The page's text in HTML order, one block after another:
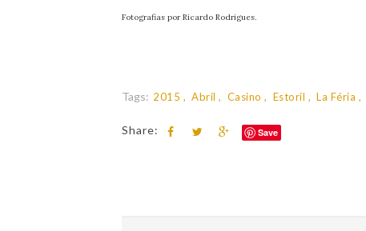
Fotografias por Ricardo Rodrigues.
Tags: 2015 Abril Casino Estoril La Féria
Share: Save